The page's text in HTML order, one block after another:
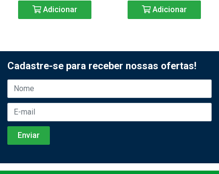
Adicionar Adicionar
Cadastre-se para receber nossas ofertas!